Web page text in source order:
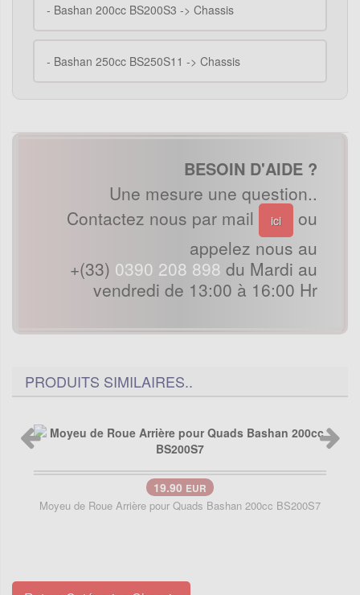
- Bashan 200cc BS200S3 -> Chassis
- Bashan 250cc BS250S11 -> Chassis
BESOIN D'AIDE ?
Une mesure une question..
Contactez nous par mail
ici
ou
appelez nous au
+(33) 0390 208 898 du Mardi au
vendredi de 13:00 à 16:00 Hr
PRODUITS SIMILAIRES..
19.90 EUR
Moyeu de Roue Arrière pour Quads Bashan 200cc BS200S7